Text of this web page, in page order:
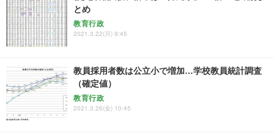
とめ
教育行政
2021.3.22(月) 9:45
教員採用者数は公立小で増加…学校教員統計調査
（確定値）
教育行政
2021.3.26(金) 10:45